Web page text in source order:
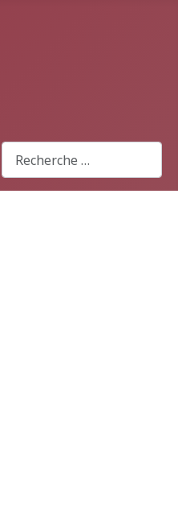
Rechercher
Type 2 or more characters